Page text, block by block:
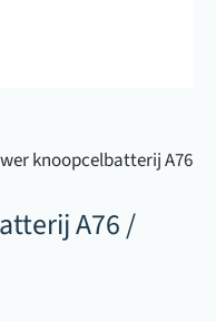
knoopcelbatterij A76
A76 /